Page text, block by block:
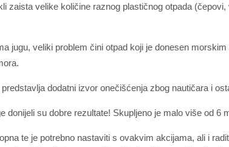
zaista velike količine raznog plastičnog otpada
jugu, veliki problem čini otpad koji je donesen
dodatni izvor onečišćenja zbog nautičara i
su dobre rezultate! Skupljeno je malo više od 6
te je potrebno nastaviti s ovakvim akcijama, ali i